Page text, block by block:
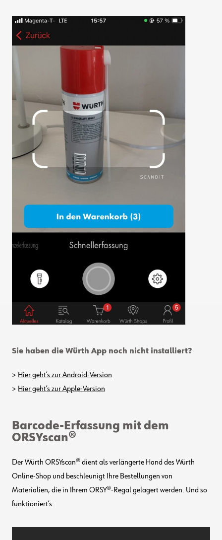
Sie haben die Würth App noch nicht installiert?
> Hier geht’s zur Android-Version
> Hier geht’s zur Apple-Version
Barcode-Erfassung mit dem
ORSYscan®
Der Würth ORSYscan® dient als verlängerte Hand des Würth
Online-Shop und beschleunigt Ihre Bestellungen von
Materialien, die in Ihrem ORSY®-Regal gelagert werden. Und so
funktioniert’s: